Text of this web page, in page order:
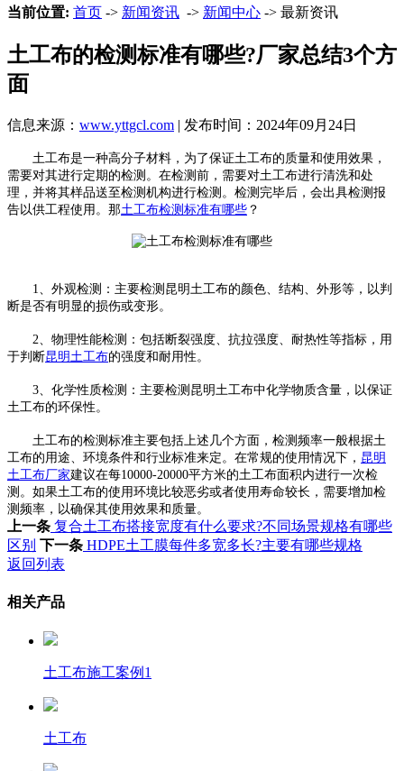
当前位置: 首页 -> 新闻资讯 -> 新闻中心 -> 最新资讯
土工布的检测标准有哪些?厂家总结3个方
面
信息来源： www.yttgcl.com | 发布时间：2024年09月24日
土工布是一种高分子材料，为了保证土工布的质量和使用效果，
需要对其进行定期的检测。在检测前，需要对土工布进行清洗和处
理，并将其样品送至检测机构进行检测。检测完毕后，会出具检测报
告以供工程使用。那土工布检测标准有哪些 ？
1、外观检测：主要检测昆明土工布的颜色、结构、外形等，以判
断是否有明显的损伤或变形。
2、物理性能检测：包括断裂强度、抗拉强度、耐热性等指标，用
于判断昆明土工布的强度和耐用性。
3、化学性质检测：主要检测昆明土工布中化学物质含量，以保证
土工布的环保性。
土工布的检测标准主要包括上述几个方面，检测频率一般根据土
工布的用途、环境条件和行业标准来定。在常规的使用情况下， 昆明
土工布厂家建议在每10000-20000平方米的土工布面积内进行一次检
测。如果土工布的使用环境比较恶劣或者使用寿命较长，需要增加检
测频率，以确保其使用效果和质量。
上一条 复合土工布搭接宽度有什么要求?不同场景规格有哪些
区别 下一条 HDPE土工膜每件多宽多长?主要有哪些规格
返回列表
相关产品
土工布施工案例1
土工布